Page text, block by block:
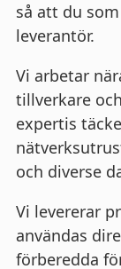
så att du
leverantör.
Vi arbetar
tillverkare
expertis
och diverse
Vi levererar
användas
förberedda